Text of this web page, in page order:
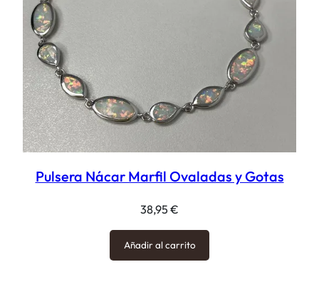
Pulsera Nácar Marfil Ovaladas y Gotas
38,95€
Añadir al carrito